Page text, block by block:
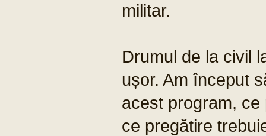
militar.
Drumul de la civil
ușor. Am început
acest program,
ce pregătire